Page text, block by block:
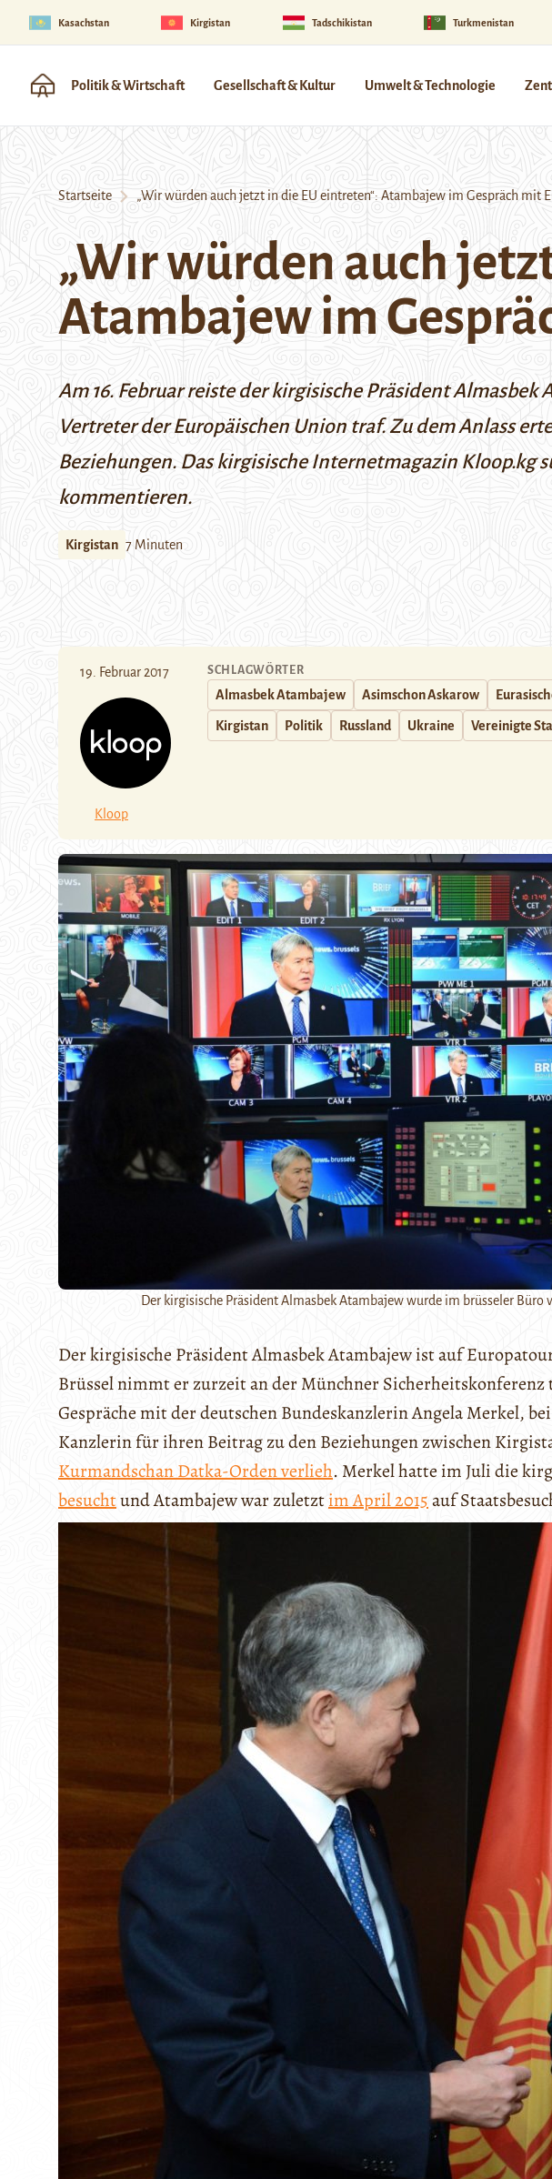
Kasachstan Kirgistan Tadschikistan Turkmenistan
Politik & Wirtschaft Gesellschaft & Kultur Umwelt & Technologie
Startseite „Wir würden auch jetzt in die EU eintreten“: Atambajew im Gespräch mit
„Wir würden auch
Atambajew im
Am 16. Februar reiste der kirgisische Präsident
Vertreter der Europäischen Union traf. Zu dem Anlass
Beziehungen. Das kirgisische Internetmagazin Kloop.kg
kommentieren.
Kirgistan 7 Minuten
19. Februar 2017
Kloop
SCHLAGWÖRTER
Almasbek Atambajew Asimschon Askarow
Kirgistan Politik Russland Ukraine Vereinigte
Der kirgisische Präsident Almasbek Atambajew wurde im brüsseler Büro
Der kirgisische Präsident Almasbek Atambajew ist auf
Brüssel nimmt er zurzeit an der Münchner
Gespräche mit der deutschen Bundeskanzlerin Angela Merkel,
Kanzlerin für ihren Beitrag zu den Beziehungen zwischen
Kurmandschan Datka-Orden verlieh. Merkel hatte im Juli die
besuchtund Atambajew war zuletztim April 2015auf